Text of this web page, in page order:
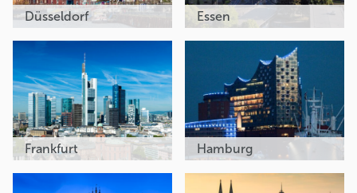
Düsseldorf Essen
Frankfurt Hamburg